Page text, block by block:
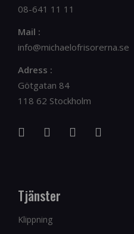
08-641 11 11
Mail :
info@michaelofrisorerna.se
Adress :
Götgatan 84
118 62 Stockholm
Tjänster
Klippning